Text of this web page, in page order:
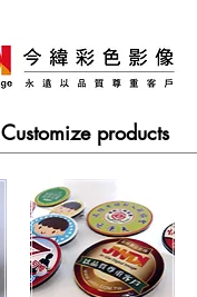
Customize products